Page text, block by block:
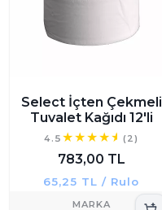
Select İçten Çekmeli
Tuvalet Kağıdı 12'li
4.5 (2)
783,00 TL
65,25 TL / Rulo